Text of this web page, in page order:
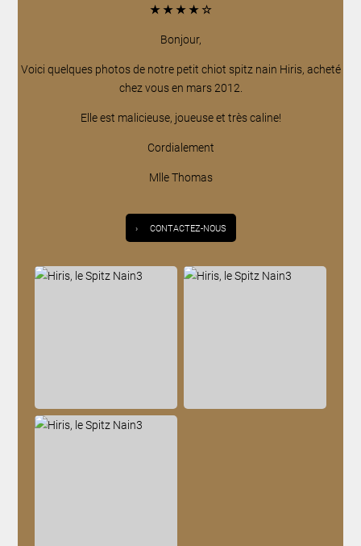
★★★★☆
Bonjour,
Voici quelques photos de notre petit chiot spitz nain Hiris, acheté
chez vous en mars 2012.
Elle est malicieuse, joueuse et très caline!
Cordialement
Mlle Thomas
› CONTACTEZ-NOUS